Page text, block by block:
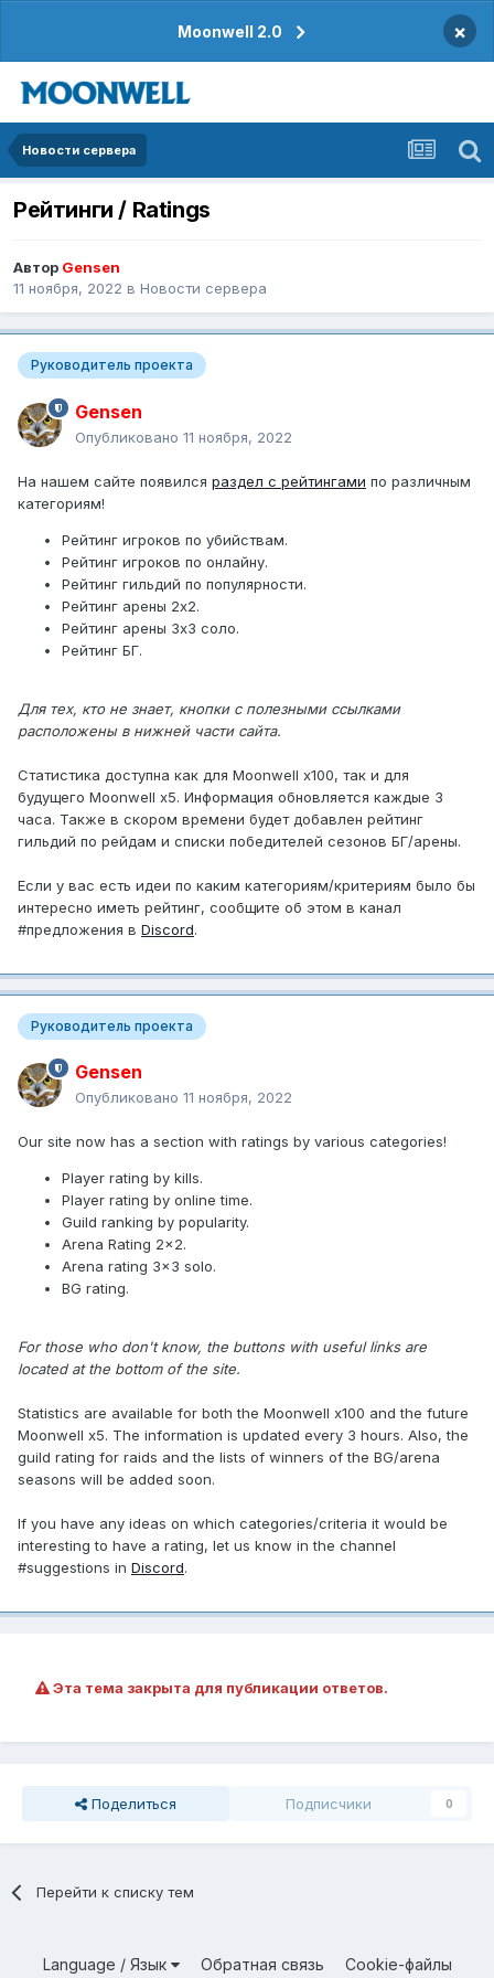
Moonwell 2.0 ×
Новости сервера
Рейтинги / Ratings
Автор Gensen
11 ноября, 2022 в Новости сервера
Руководитель проекта
Gensen
Опубликовано 11 ноября, 2022
На нашем сайте появился раздел с рейтингами по различным
категориям!
Рейтинг игроков по убийствам.
Рейтинг игроков по онлайну.
Рейтинг гильдий по популярности.
Рейтинг арены 2х2.
Рейтинг арены 3х3 соло.
Рейтинг БГ.
Для тех, кто не знает, кнопки с полезными ссылками
расположены в нижней части сайта.
Статистика доступна как для Moonwell x100, так и для
будущего Moonwell x5. Информация обновляется каждые 3
часа. Также в скором времени будет добавлен рейтинг
гильдий по рейдам и списки победителей сезонов БГ/арены.
Если у вас есть идеи по каким категориям/критериям было бы
интересно иметь рейтинг, сообщите об этом в канал
#предложения в Discord.
Руководитель проекта
Gensen
Опубликовано 11 ноября, 2022
Our site now has a section with ratings by various categories!
Player rating by kills.
Player rating by online time.
Guild ranking by popularity.
Arena Rating 2x2.
Arena rating 3x3 solo.
BG rating.
For those who don't know, the buttons with useful links are
located at the bottom of the site.
Statistics are available for both the Moonwell x100 and the future
Moonwell x5. The information is updated every 3 hours. Also, the
guild rating for raids and the lists of winners of the BG/arena
seasons will be added soon.
If you have any ideas on which categories/criteria it would be
interesting to have a rating, let us know in the channel
#suggestions in Discord.
Эта тема закрыта для публикации ответов.
Поделиться Подписчики 0
Перейти к списку тем
Language / Язык Обратная связь Cookie-файлы